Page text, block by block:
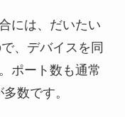
には、だいたい
、デバイスを同
ポート数も通常
数です。